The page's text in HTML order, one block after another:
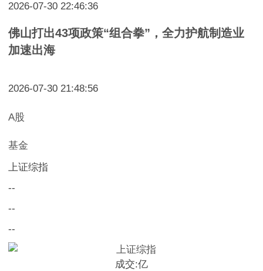
2026-07-30 22:46:36
佛山打出43项政策“组合拳”，全力护航制造业
加速出海
2026-07-30 21:48:56
A股
基金
上证综指
--
--
--
成交:亿